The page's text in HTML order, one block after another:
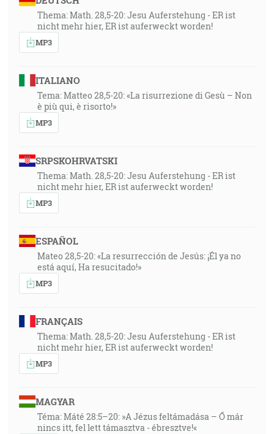
Thema: Math. 28,5-20: Jesu Auferstehung - ER ist
nicht mehr hier, ER ist auferweckt worden!
MP3
ITALIANO
Tema: Matteo 28,5-20: «La risurrezione di Gesù – Non
è più qui, è risorto!»
MP3
SRPSKOHRVATSKI
Thema: Math. 28,5-20: Jesu Auferstehung - ER ist
nicht mehr hier, ER ist auferweckt worden!
MP3
ESPAÑOL
Mateo 28,5-20: «La resurrección de Jesús: ¡Él ya no
está aquí, Ha resucitado!»
MP3
FRANÇAIS
Thema: Math. 28,5-20: Jesu Auferstehung - ER ist
nicht mehr hier, ER ist auferweckt worden!
MP3
MAGYAR
Téma: Máté 28:5–20: »A Jézus feltámadása – Ő már
nincs itt, fel lett támasztva - ébresztve!«